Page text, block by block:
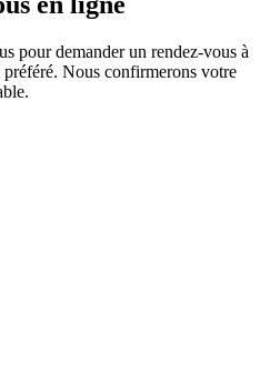
pour demander un rendez-vous à
Nous confirmerons votre